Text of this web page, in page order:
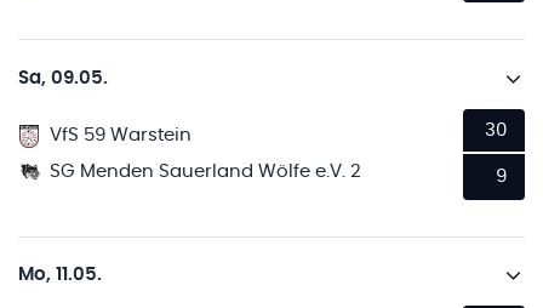
Sa, 09.05.
VfS 59 Warstein
SG Menden Sauerland Wölfe e.V. 2
30
9
Mo, 11.05.